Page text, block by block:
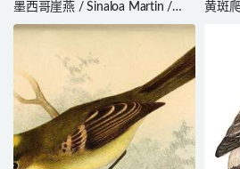
墨西哥崖燕 / Sinaloa Martin /
Progne sinaloae
黄斑